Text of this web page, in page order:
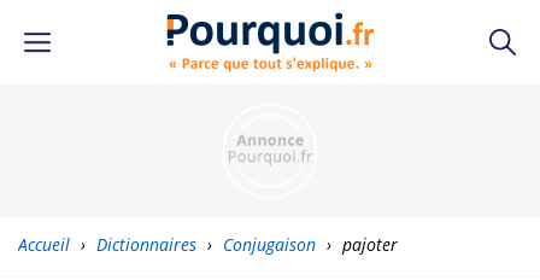
Accueil › Dictionnaires › Conjugaison › pajoter